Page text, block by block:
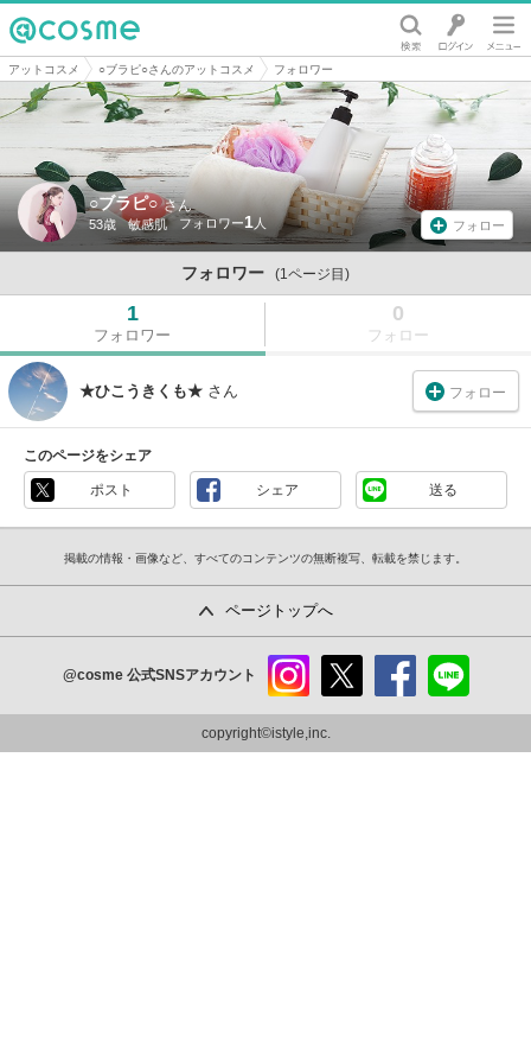
@cosme
アットコスメ ○ブラピ○さんのアットコスメ フォロワー
○ブラピ○ さん
53歳 敏感肌 1 フォロー
フォロワー (1ページ目)
1
フォロワー
0
フォロー
★ひこうきくも★ さん フォロー
このページをシェア
ポスト シェア 送る
掲載の情報・画像など、すべてのコンテンツの無断複写、転載を禁じます。
ページトップへ
@cosme 公式SNSアカウント
ram
copyright©istyle,inc.